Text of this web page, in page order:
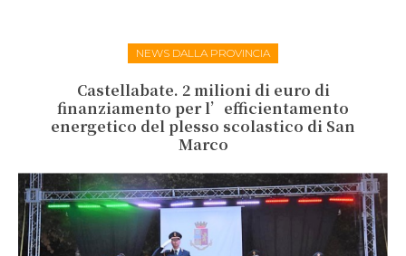
NEWS DALLA PROVINCIA
Castellabate. 2 milioni di euro di
finanziamento per l’efficientamento
energetico del plesso scolastico di San
Marco